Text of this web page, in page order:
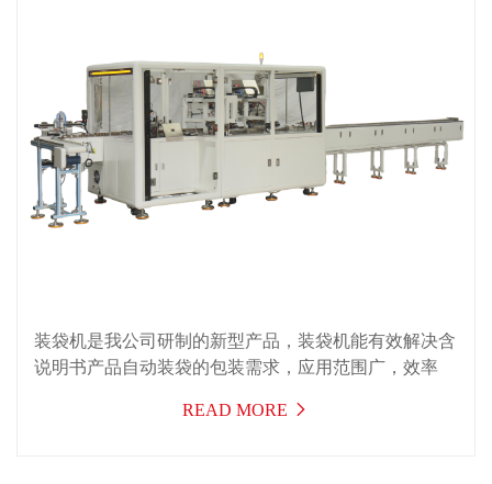
装袋机是我公司研制的新型产品，装袋机能有效解决含
说明书产品自动装袋的包装需求，应用范围广，效率
品，电子，化妆品，汽配及五金等行业的入袋包装。
READ MORE